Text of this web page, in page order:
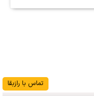
تماس با رازبقا